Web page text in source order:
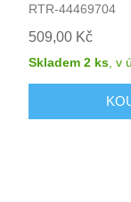
RTR-44469704
509,00 Kč
Skladem 2 ks ,v